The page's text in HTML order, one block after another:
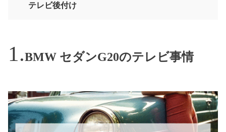
テレビ後付け
BMW セダンG20のテレビ事情